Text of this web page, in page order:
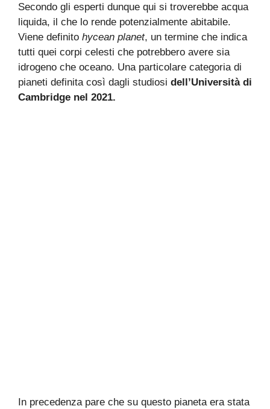
Secondo gli esperti dunque qui si troverebbe acqua
liquida, il che lo rende potenzialmente abitabile.
Viene definito hycean planet, un termine che indica
tutti quei corpi celesti che potrebbero avere sia
idrogeno che oceano. Una particolare categoria di
pianeti definita così dagli studiosi dell’Università di
Cambridge nel 2021.
In precedenza pare che su questo pianeta era stata